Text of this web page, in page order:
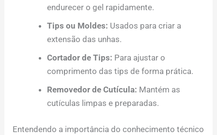
endurecer o gel rapidamente.
Tips ou Moldes: Usados para criar a
extensão das unhas.
Cortador de Tips: Para ajustar o
comprimento das tips de forma prática.
Removedor de Cutícula: Mantém as
cutículas limpas e preparadas.
Entendendo a importância do conhecimento técnico